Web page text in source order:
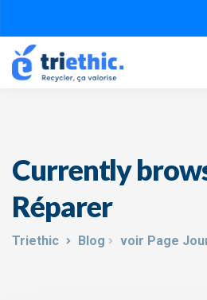
Currently
Réparer
Triethic Blog voir Page